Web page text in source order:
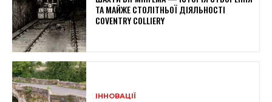
ТА МАЙЖЕ СТОЛІТНЬОЇ ДІЯЛЬНОСТІ
COVENTRY COLLIERY
ІННОВАЦІЇ